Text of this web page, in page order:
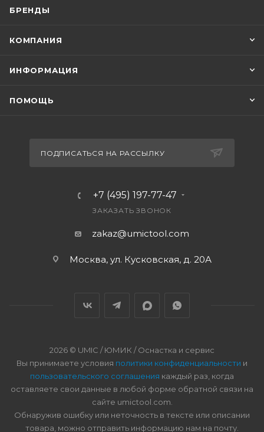
БРЕНДЫ
КОМПАНИЯ
ИНФОРМАЦИЯ
ПОМОЩЬ
ПОДПИСАТЬСЯ НА РАССЫЛКУ
+7 (495) 197-77-47
ЗАКАЗАТЬ ЗВОНОК
zakaz@umictool.com
Москва, ул. Кусковская, д. 20А
2026 © UMIC / ЮМИК / Оснастка и сервис
Вы принимаете условия политики конфиденциальности и
пользовательского соглашения каждый раз, когда
оставляете свои данные в любой форме обратной связи на
сайте umictool.com.
Обнаружив ошибку или неточность в тексте или описании
товара, можно отправить информацию нам на почту.